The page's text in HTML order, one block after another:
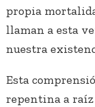
propia
llaman a esta
nuestra
Esta
repentina a raíz